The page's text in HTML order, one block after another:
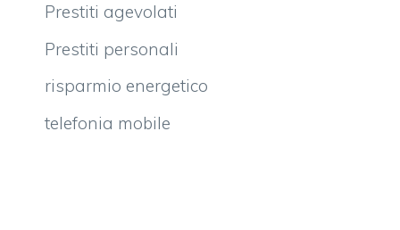
Prestiti agevolati
Prestiti personali
risparmio energetico
telefonia mobile